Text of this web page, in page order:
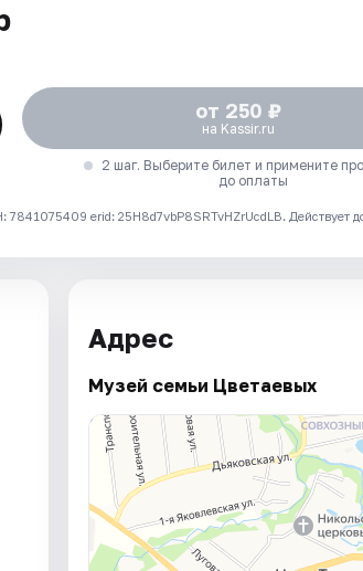
от 250 ₽
на Kassir.ru
2 шаг. Выберите билет и примените
до оплаты
erid: 25H8d7vbP8SRTvHZrUcdLB. Действует
Адрес
Музей семьи Цветаевых